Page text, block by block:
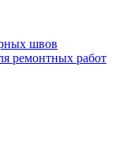
швов
ремонтных работ